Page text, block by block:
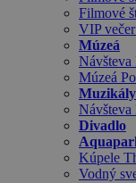
Filmové
VIP
Múzeá
Návšteva
Múzeá
Muzikály
Divadlo
Kúpele
Vodný